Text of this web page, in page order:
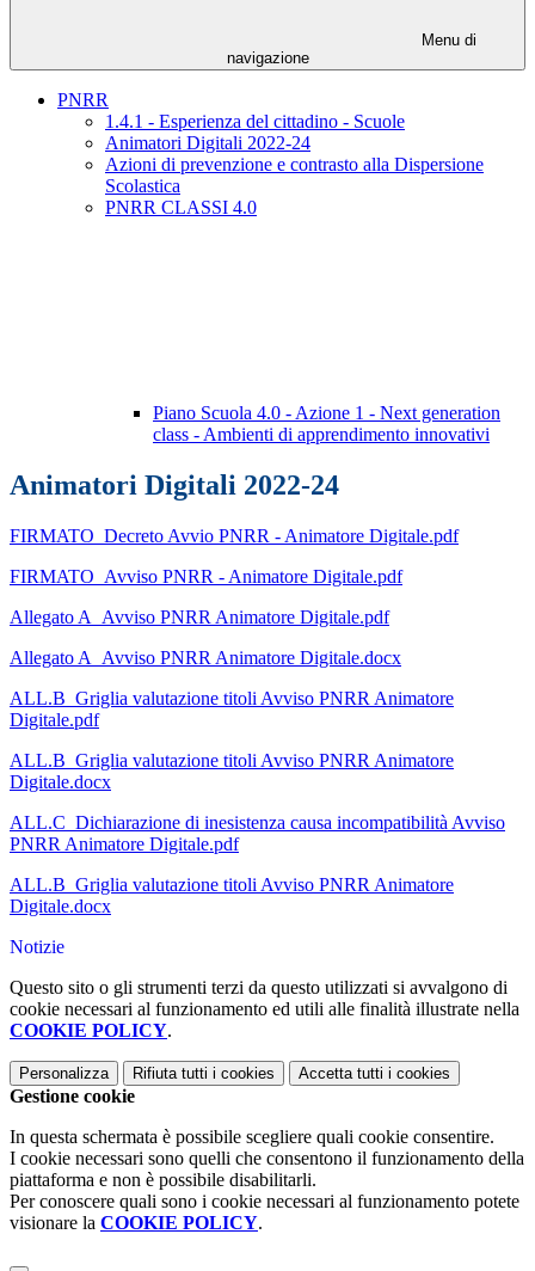
Menu di
navigazione
PNRR
1.4.1 - Esperienza del cittadino - Scuole
Animatori Digitali 2022-24
Azioni di prevenzione e contrasto alla Dispersione
Scolastica
PNRR CLASSI 4.0
Piano Scuola 4.0 - Azione 1 - Next generation
class - Ambienti di apprendimento innovativi
Animatori Digitali 2022-24
FIRMATO_Decreto Avvio PNRR - Animatore Digitale.pdf
FIRMATO_Avviso PNRR - Animatore Digitale.pdf
Allegato A_Avviso PNRR Animatore Digitale.pdf
Allegato A_Avviso PNRR Animatore Digitale.docx
ALL.B_Griglia valutazione titoli Avviso PNRR Animatore
Digitale.pdf
ALL.B_Griglia valutazione titoli Avviso PNRR Animatore
Digitale.docx
ALL.C_Dichiarazione di inesistenza causa incompatibilità Avviso
PNRR Animatore Digitale.pdf
ALL.B_Griglia valutazione titoli Avviso PNRR Animatore
Digitale.docx
Notizie
Questo sito o gli strumenti terzi da questo utilizzati si avvalgono di
cookie necessari al funzionamento ed utili alle finalità illustrate nella
COOKIE POLICY.
Personalizza Rifiuta tutti i cookies Accetta tutti i cookies
Gestione cookie
In questa schermata è possibile scegliere quali cookie consentire.
I cookie necessari sono quelli che consentono il funzionamento della
piattaforma e non è possibile disabilitarli.
Per conoscere quali sono i cookie necessari al funzionamento potete
visionare la COOKIE POLICY.